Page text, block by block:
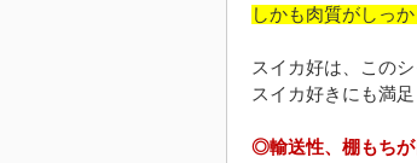
しかも肉質がしっ
スイカ好は、この
スイカ好きにも満
◎輸送性、棚もちが